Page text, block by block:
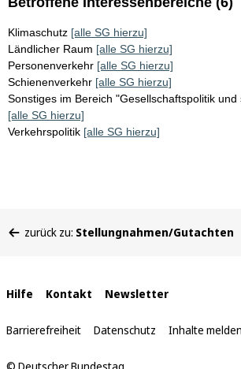
Klimaschutz [alle SG hierzu]
Ländlicher Raum [alle SG hierzu]
Personenverkehr [alle SG hierzu]
Schienenverkehr [alle SG hierzu]
Sonstiges im Bereich "Gesellschaftspolitik
[alle SG hierzu]
Verkehrspolitik [alle SG hierzu]
befinden
zurück zu: Stellungnahmen/Gutachten
Interne
Links
Hilfe Kontakt Newsletter
Barrierefreiheit Datenschutz Inhalte melden